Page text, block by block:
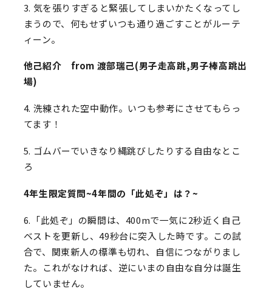
3. 気を張りすぎると緊張してしまいかたくなってし
まうので、何もせずいつも通り過ごすことがルーテ
ィーン。
他己紹介 from 渡部瑞己(男子走高跳,男子棒高跳出
場)
4. 洗練された空中動作。いつも参考にさせてもらっ
てます！
5. ゴムバーでいきなり縄跳びしたりする自由なとこ
ろ
4年生限定質問~4年間の「此処ぞ」は？~
6. 「此処ぞ」の瞬間は、400mで一気に2秒近く自己
ベストを更新し、49秒台に突入した時です。この試
合で、関東新人の標準も切れ、自信につながりまし
た。これがなければ、逆にいまの自由な自分は誕生
していません。